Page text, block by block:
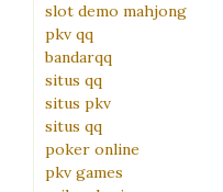
slot demo mahjong
pkv qq
bandarqq
situs qq
situs pkv
situs qq
poker online
pkv games